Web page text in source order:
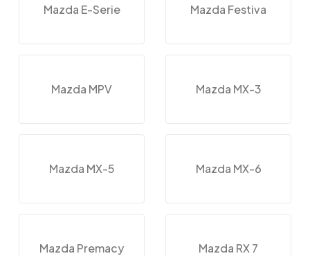
Mazda E-Serie Mazda Festiva
Mazda MPV Mazda MX-3
Mazda MX-5 Mazda MX-6
Mazda Premacy Mazda RX 7